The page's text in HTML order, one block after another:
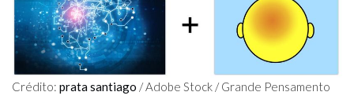
Crédito: prata santiago / Adobe Stock / Grande Pensamento